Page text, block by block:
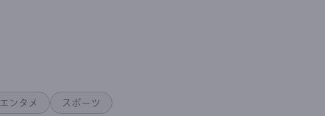
エンタメ スポーツ